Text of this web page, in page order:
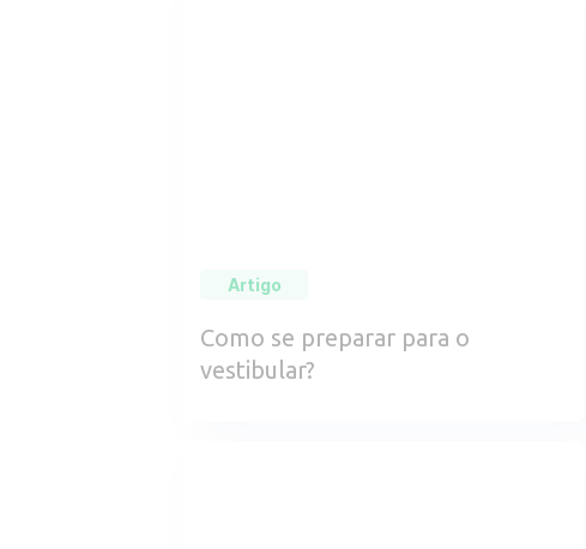
Artigo
Como se preparar para o
vestibular?